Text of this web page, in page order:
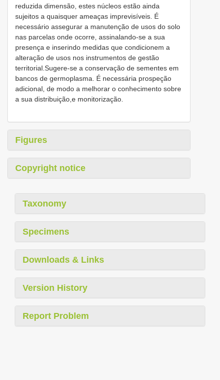
reduzida dimensão, estes núcleos estão ainda
sujeitos a quaisquer ameaças imprevisíveis. É
necessário assegurar a manutenção de usos do solo
nas parcelas onde ocorre, assinalando-se a sua
presença e inserindo medidas que condicionem a
alteração de usos nos instrumentos de gestão
territorial.Sugere-se a conservação de sementes em
bancos de germoplasma. É necessária prospeção
adicional, de modo a melhorar o conhecimento sobre
a sua distribuição,e monitorização.
Figures
Copyright notice
Taxonomy
Specimens
Downloads & Links
Version History
Report Problem